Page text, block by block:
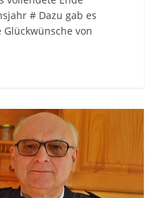
# Dazu gab es
von